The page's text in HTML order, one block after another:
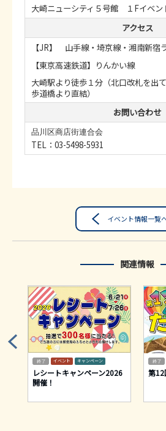
大崎ニューシティ５号館 １Fイベン
アクセス
【JR】 山手線・埼京線・湘南新宿
【東京高速鉄道】りんかい線
大崎駅より徒歩１分（北口改札を出
歩道橋より直結）
お問い合わせ
品川区商店街連合会
TEL：03-5498-5931
イベント情報一覧
関連情報
イベント キャンペーン
レシートキャンペーン2026
開催！
第12